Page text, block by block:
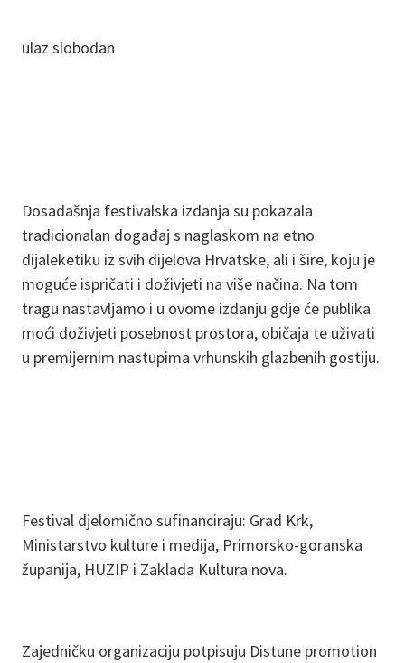
ulaz slobodan
Dosadašnja festivalska izdanja su pokazala
tradicionalan događaj s naglaskom na etno
dijaleketiku iz svih dijelova Hrvatske, ali i šire, koju je
moguće ispričati i doživjeti na više načina. Na tom
tragu nastavljamo i u ovome izdanju gdje će publika
moći doživjeti posebnost prostora, običaja te uživati
u premijernim nastupima vrhunskih glazbenih gostiju.
Festival djelomično sufinanciraju: Grad Krk,
Ministarstvo kulture i medija, Primorsko-goranska
županija, HUZIP i Zaklada Kultura nova.
Zajedničku organizaciju potpisuju Distune promotion